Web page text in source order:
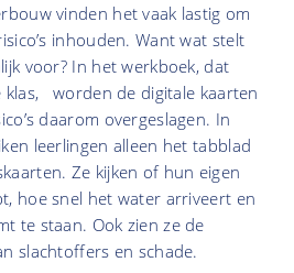
vinden het vaak lastig om
inhouden. Want wat stelt
voor? In het werkboek, dat
klas, worden de digitale kaarten
daarom overgeslagen. In
leerlingen alleen het tabblad
Ze kijken of hun eigen
hoe snel het water arriveert en
te staan. Ook zien ze de
slachtoffers en schade.